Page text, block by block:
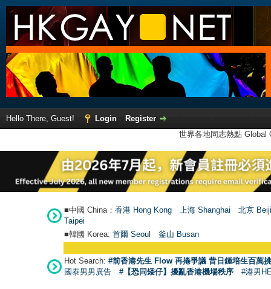
Hello There, Guest! Login
Register
世界各地同志熱點
■中國 China： 香港 Hong Kong 上海 Shanghai
北京
Taipei
■韓國 Korea: 首爾 Seoul 釜山 Busan
Hot Search: #前香港先生 Flow 再捲爭議 昔日鍾培生百萬
國泰男男廣告
#【恐同矮仔】擾亂香港機場秩序 #港男